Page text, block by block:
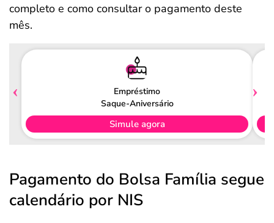
completo e como consultar o pagamento deste
mês.
Empréstimo
Saque-Aniversário
Simule agora
Pagamento do Bolsa Família segue
calendário por NIS